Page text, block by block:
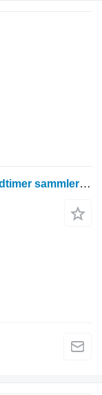
Mercedes-Benz mb-trac 1300 turbo oldtimer sammlerstück